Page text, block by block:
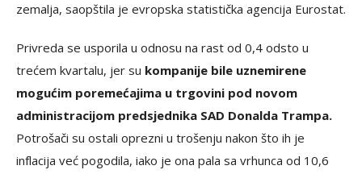
zemalja, saopštila je evropska statistička agencija Eurostat.
Privreda se usporila u odnosu na rast od 0,4 odsto u
trećem kvartalu, jer su kompanije bile uznemirene
mogućim poremećajima u trgovini pod novom
administracijom predsjednika SAD Donalda Trampa.
Potrošači su ostali oprezni u trošenju nakon što ih je
inflacija već pogodila, iako je ona pala sa vrhunca od 10,6